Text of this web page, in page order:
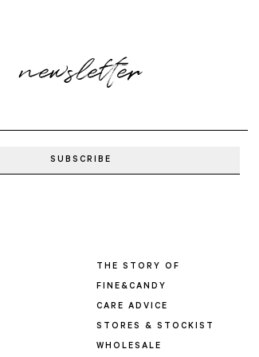
newsletter
THE STORY OF
FINE&CANDY
CARE ADVICE
STORES & STOCKIST
WHOLESALE